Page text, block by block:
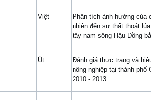
Việt
Phân tích ảnh hưởng của
nhiên đến sự thất thoát
tây nam sông Hậu Đồng
Út
Đánh giá thực trạng và
nông nghiệp tại thành phố
2010 - 2013